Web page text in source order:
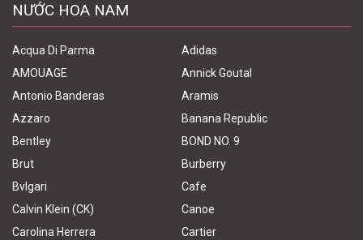
NƯỚC HOA NAM
Acqua Di Parma
Adidas
AMOUAGE
Annick Goutal
Antonio Banderas
Aramis
Azzaro
Banana Republic
Bentley
BOND NO. 9
Brut
Burberry
Bvlgari
Cafe
Calvin Klein (CK)
Canoe
Carolina Herrera
Cartier